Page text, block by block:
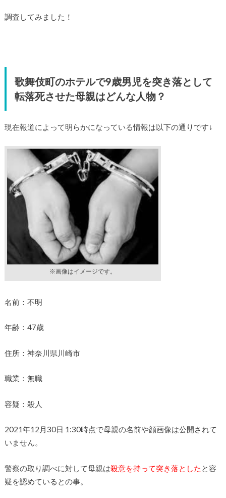
調査してみました！
歌舞伎町のホテルで9歳男児を突き落として
転落死させた母親はどんな人物？
現在報道によって明らかになっている情報は以下の通りです↓
※画像はイメージです。
名前：不明
年齢：47歳
住所：神奈川県川崎市
職業：無職
容疑：殺人
2021年12月30日 1:30時点で母親の名前や顔画像は公開されて
いません。
警察の取り調べに対して母親は殺意を持って突き落とした と容
疑を認めているとの事。